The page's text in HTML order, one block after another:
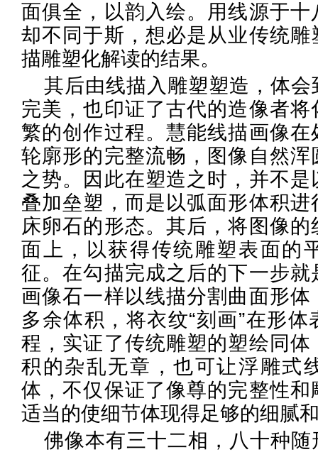
面俱全，以韵入绘。用线源于
却不同于斯，想必是从业传统
描雕塑化解读的结果。
其后由线描入雕塑塑造，体
完美，也印证了古代的造像者
繁的创作过程。慧能线描画像
轮廓形的完整流畅，图像自然
之势。因此在塑造之时，并不
叠加垒塑，而是以弧面形体积
床卵石的形态。其后，将图像
面上，以获得传统雕塑表面的
征。在勾描完成之后的下一步
画像石一样以线描分割曲面形
多余体积，将衣纹“刻画”在形
程，实证了传统雕塑的塑绘同
积的杂乱无章，也可让浮雕式
体，不仅保证了像尊的完整性
适当的使细节体现得足够的细腻
佛像本有三十二相，八十种